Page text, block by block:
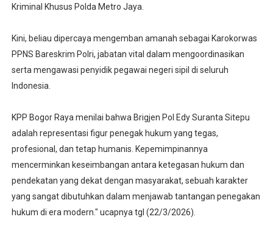
Kriminal Khusus Polda Metro Jaya.
Kini, beliau dipercaya mengemban amanah sebagai Karokorwas
PPNS Bareskrim Polri, jabatan vital dalam mengoordinasikan
serta mengawasi penyidik pegawai negeri sipil di seluruh
Indonesia.
KPP Bogor Raya menilai bahwa Brigjen Pol Edy Suranta Sitepu
adalah representasi figur penegak hukum yang tegas,
profesional, dan tetap humanis. Kepemimpinannya
mencerminkan keseimbangan antara ketegasan hukum dan
pendekatan yang dekat dengan masyarakat, sebuah karakter
yang sangat dibutuhkan dalam menjawab tantangan penegakan
hukum di era modern." ucapnya tgl (22/3/2026).